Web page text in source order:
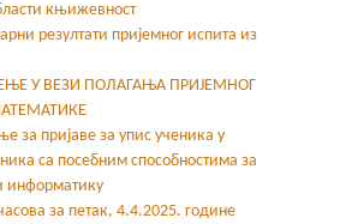
књижевност
резултати пријемног испита из
У ВЕЗИ ПОЛАГАЊА ПРИЈЕМНОГ
за пријаве за упис ученика у
са посебним способностима за
информатику
за петак, 4.4.2025. године